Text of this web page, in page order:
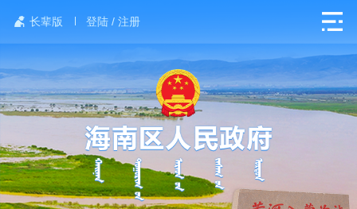
长辈版 登陆 / 注册